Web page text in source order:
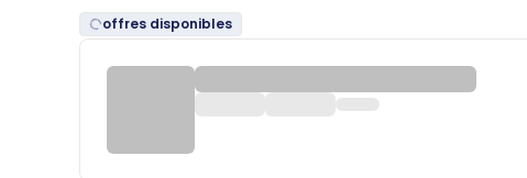
offres disponibles